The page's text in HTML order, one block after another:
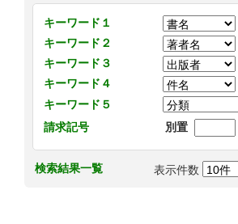
キーワード１
キーワード２
キーワード３
キーワード４
キーワード５
請求記号
別置
検索結果一覧 表示件数